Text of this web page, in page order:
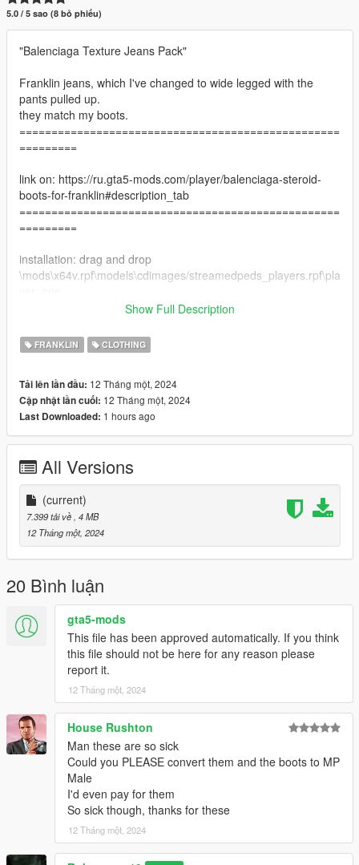
5.0 / 5 sao (8 bỏ phiếu)
"Balenciaga Texture Jeans Pack"
Franklin jeans, which I've changed to wide legged with the
pants pulled up.
they match my boots.
==================================================
=========
link on: https://ru.gta5-mods.com/player/balenciaga-steroid-
boots-for-franklin#description_tab
==================================================
=========
installation: drag and drop
\mods\x64v.rpf\models\cdimages/streamedpeds_players.rpf\pla
==================================================
Changelog:
Show Full Description
FRANKLIN CLOTHING
Tải lên lần đầu: 12 Tháng một, 2024
Cập nhật lần cuối: 12 Tháng một, 2024
Last Downloaded: 1 hours ago
All Versions
(current)
7.399 tải về , 4 MB
12 Tháng một, 2024
20 Bình luận
gta5-mods
This file has been approved automatically. If you think
this file should not be here for any reason please
report it.
12 Tháng một, 2024
House Rushton
Man these are so sick
Could you PLEASE convert them and the boots to MP
Male
I'd even pay for them
So sick though, thanks for these
12 Tháng một, 2024